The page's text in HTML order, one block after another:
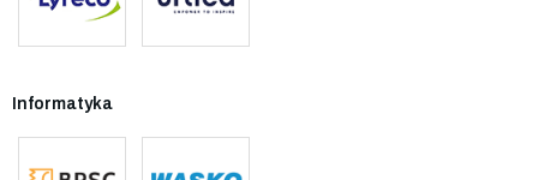
Informatyka